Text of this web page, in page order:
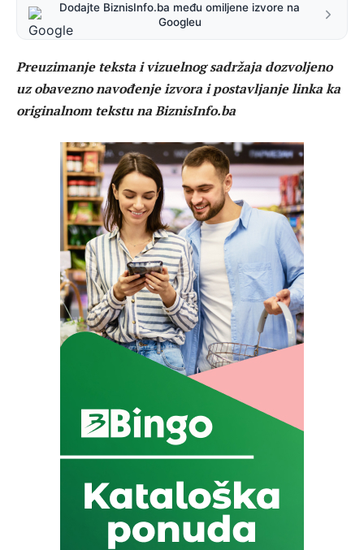
Dodajte BiznisInfo.ba među omiljene izvore na
Googleu
Preuzimanje teksta i vizuelnog sadržaja dozvoljeno
uz obavezno navođenje izvora i postavljanje linka ka
originalnom tekstu na BiznisInfo.ba